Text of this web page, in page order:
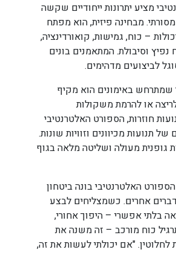
מציע יתרונות ייחודיים שקשה
מבחינה פיזית, הוא מפתח
– כוח, גמישות, קואורדינציה,
נפיץ וסיבולת. המתאמנים בונים
לביצועים מדהימים.
שמתרחש באימונים הוא מקיף
או להרמת משקולות
חוזרות, הספורט האלטרנטיבי
תנועות מכיוונים וזוויות שונות.
גופנית מעולה ושליטה מלאה בגוף
האלטרנטיבי בונה ביטחון
אחרים. כשמצליחים לבצע
בלתי אפשרי – היפוך אחורי,
כוח מורכב – זה משנה את
"אם יכולתי לעשות את זה,